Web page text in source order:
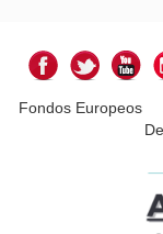
Fondos Europeos